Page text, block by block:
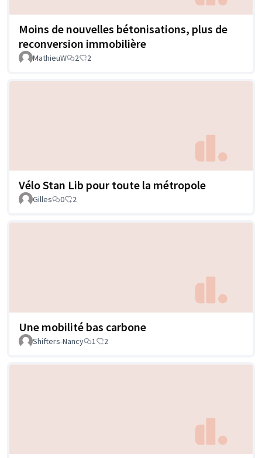
Moins de nouvelles bétonisations, plus de
reconversion immobilière
MathieuW 2 2
Vélo Stan Lib pour toute la métropole
Gilles 0 2
Une mobilité bas carbone
Shifters-Nancy 1 2